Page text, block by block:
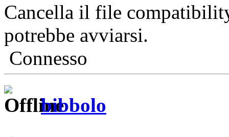
Cancella il file
potrebbe avviarsi.
Connesso
bibbolo